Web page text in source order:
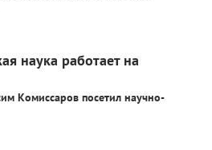
наука работает на
Комиссаров посетил научно-